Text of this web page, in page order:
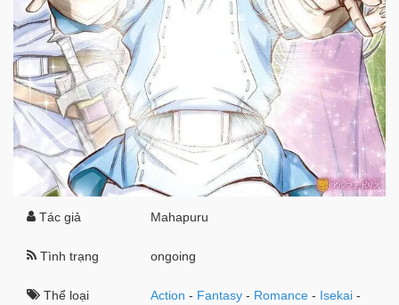
Tác giả Mahapuru
Tình trạng ongoing
Thể loại Action - Fantasy - Romance - Isekai -